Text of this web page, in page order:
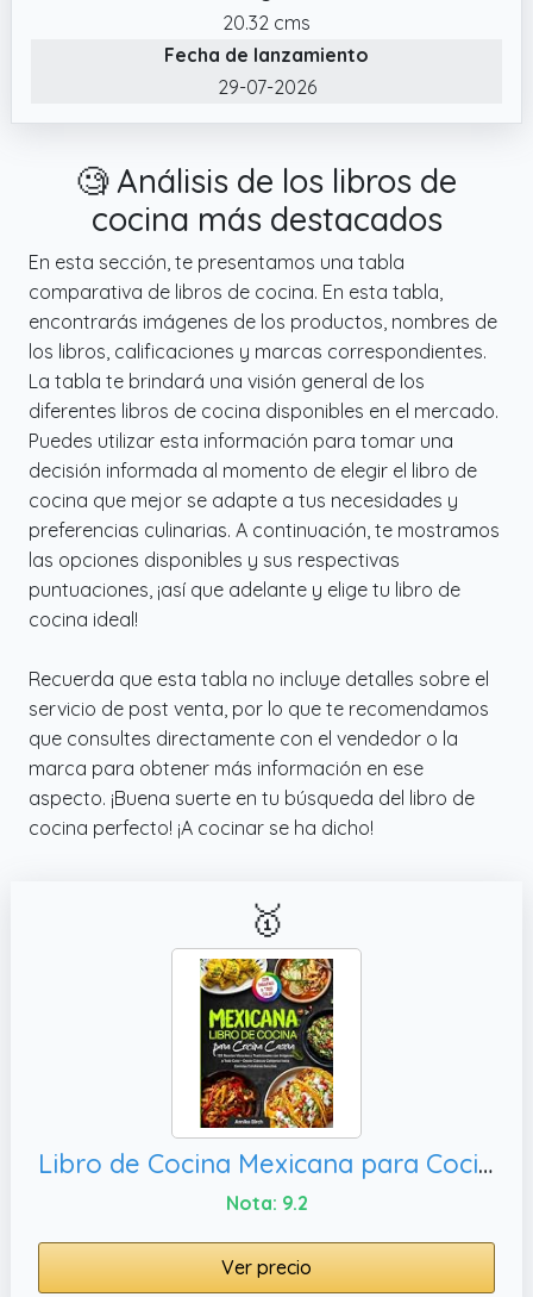
20.32 cms
Fecha de lanzamiento
29-07-2026
🧐 Análisis de los libros de
cocina más destacados
En esta sección, te presentamos una tabla
comparativa de libros de cocina. En esta tabla,
encontrarás imágenes de los productos, nombres de
los libros, calificaciones y marcas correspondientes.
La tabla te brindará una visión general de los
diferentes libros de cocina disponibles en el mercado.
Puedes utilizar esta información para tomar una
decisión informada al momento de elegir el libro de
cocina que mejor se adapte a tus necesidades y
preferencias culinarias. A continuación, te mostramos
las opciones disponibles y sus respectivas
puntuaciones, ¡así que adelante y elige tu libro de
cocina ideal!
Recuerda que esta tabla no incluye detalles sobre el
servicio de post venta, por lo que te recomendamos
que consultes directamente con el vendedor o la
marca para obtener más información en ese
aspecto. ¡Buena suerte en tu búsqueda del libro de
cocina perfecto! ¡A cocinar se ha dicho!
🥇
Libro de Cocina Mexicana para Cocina Casera: 135 Recetas Vibrantes y Tradicionales con Imágenes a Todo Color – Desde Clásicos Callejeros hasta Comidas Cotidianas Sencillas
Nota: 9.2
Ver precio